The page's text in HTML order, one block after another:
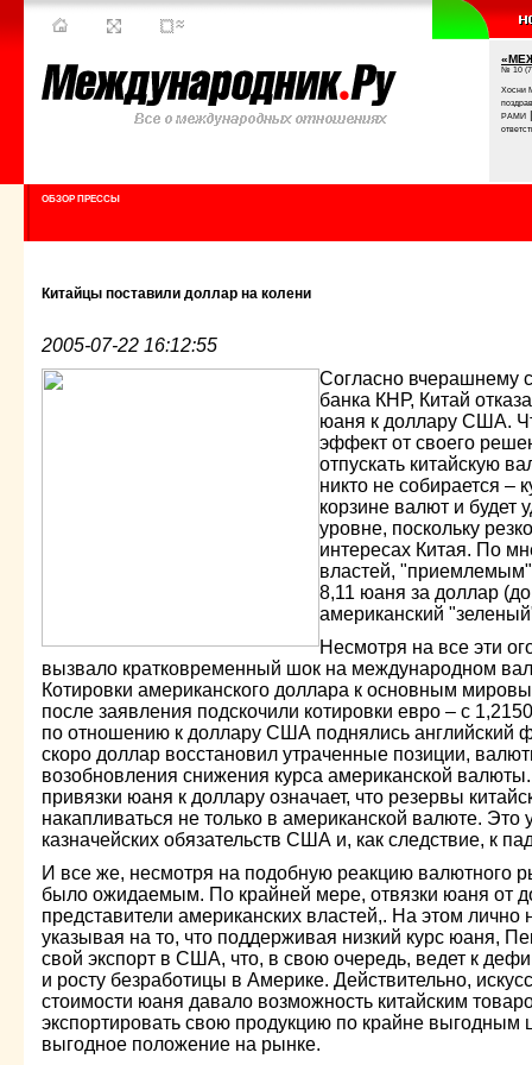
№ 10
Хосни
РАМИ
ОБЗОР ПРЕССЫ
Китайцы поставили доллар на колени
2005-07-22 16:12:55
Согласно вчерашнему
банка КНР, Китай
юаня к доллару США.
эффект от своего
отпускать китайскую
никто не собирается –
корзине валют и будет
уровне, поскольку
интересах Китая. По
властей, "приемлемым"
8,11 юаня за доллар
американский
Несмотря на все эти
вызвало кратковременный шок на международном
Котировки американского доллара к основным
после заявления подскочили котировки евро – с
по отношению к доллару США поднялись английский
скоро доллар восстановил утраченные позиции,
возобновления снижения курса американской
привязки юаня к доллару означает, что резервы
накапливаться не только в американской валюте.
казначейских обязательств США и, как следствие, к
И все же, несмотря на подобную реакцию валютного
было ожидаемым. По крайней мере, отвязки юаня от
представители американских властей,. На этом
указывая на то, что поддерживая низкий курс юаня,
свой экспорт в США, что, в свою очередь, ведет к
и росту безработицы в Америке. Действительно,
стоимости юаня давало возможность китайским
экспортировать свою продукцию по крайне выгодным
выгодное положение на рынке.